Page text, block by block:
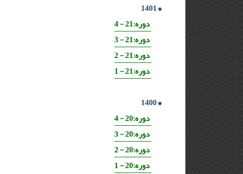
1401
دوره:21 - 4
دوره:21 - 3
دوره:21 - 2
دوره:21 - 1
1400
دوره:20 - 4
دوره:20 - 3
دوره:20 - 2
دوره:20 - 1